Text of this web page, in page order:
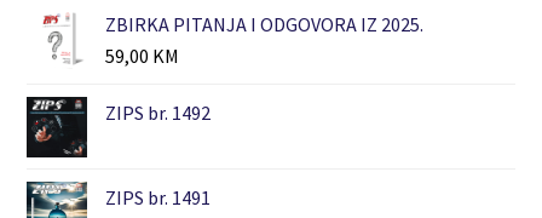
ZBIRKA PITANJA I ODGOVORA IZ 2025.
59,00 KM
ZIPS br. 1492
ZIPS br. 1491